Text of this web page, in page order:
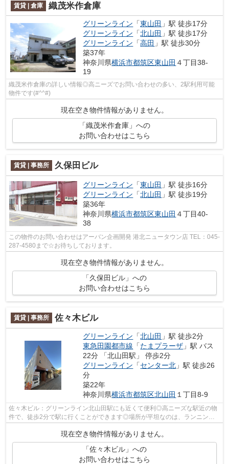
賃貸 | 倉庫 織茂米作倉庫
グリーンライン 「東山田 」駅 徒歩17分
グリーンライン 「北山田 」駅 徒歩17分
グリーンライン 「高田 」駅 徒歩30分
築37年
神奈川県横浜市都筑区東山田 ４丁目38-
19
織茂米作倉庫の詳しい情報◎高ニーズでお問い合わせの多い、2駅利用可能
物件です(#^^#)
現在空き物件情報がありません。
「織茂米作倉庫」への
お問い合わせはこちら
賃貸 | 事務所 久保田ビル
グリーンライン 「東山田 」駅 徒歩16分
グリーンライン 「北山田 」駅 徒歩19分
築36年
神奈川県横浜市都筑区東山田 ４丁目40-
38
この物件のお問い合わせはアーバン企画開発 港北ニュータウン店 TEL：045-
287-4580まで☆お待ちしております。
現在空き物件情報がありません。
「久保田ビル」への
お問い合わせはこちら
賃貸 | 事務所 佐々木ビル
グリーンライン 「北山田 」駅 徒歩2分
東急田園都市線 「たまプラーザ 」駅 バス
22分 「北山田駅」 停歩2分
グリーンライン 「センター北 」駅 徒歩26
分
築22年
神奈川県横浜市都筑区北山田 １丁目8-9
佐々木ビル：グリーンライン北山田駅にも近くて便利◎高ニーズな駅近の物
件で、徒歩2分で駅に行くことができます◎場所が平坦なのは、ランニング
をする上で抑えたいポイントですね◎新し...
現在空き物件情報がありません。
「佐々木ビル」への
お問い合わせはこちら